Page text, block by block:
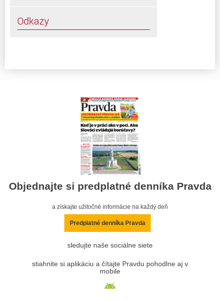
Odkazy
Objednajte si predplatné denníka Pravda
a získajte užitočné informácie na každý deň
Predplatné denníka Pravda
sledujte naše sociálne siete
stiahnite si aplikáciu a čítajte Pravdu pohodlne aj v
mobile